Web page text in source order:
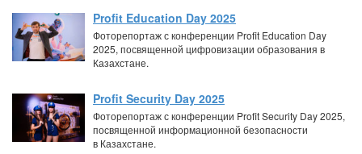
Profit Education Day 2025
Фоторепортаж с конференции Profit Education Day
2025, посвященной цифровизации образования в
Казахстане.
Profit Security Day 2025
Фоторепортаж с конференции Profit Security Day 2025,
посвященной информационной безопасности
в Казахстане.